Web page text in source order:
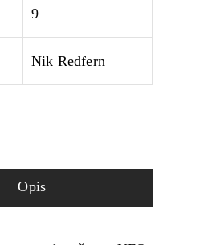
9
Nik Redfern
Opis